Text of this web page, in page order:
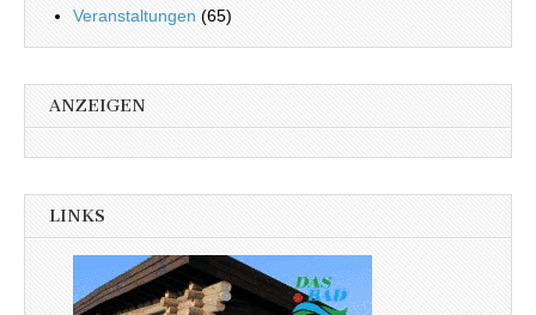
Veranstaltungen (65)
ANZEIGEN
LINKS